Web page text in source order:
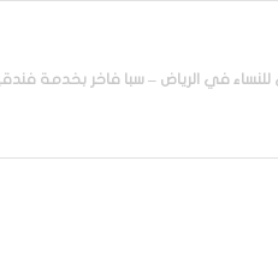
في الرياض – سبا فاخر بخدمة فندقية